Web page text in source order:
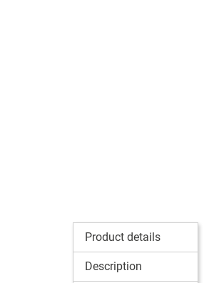
Product details
Description